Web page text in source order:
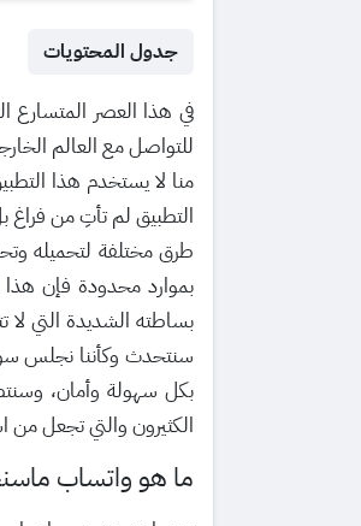
جدول المحتويات
في هذا العصر المتسارع
للتواصل مع العالم
منا لا يستخدم هذا
التطبيق لم تأتِ من
طرق مختلفة لتحميله
بموارد محدودة فإن
بساطته الشديدة التي
سنتحدث وكأننا نجلس
بكل سهولة وأمان،
الكثيرون والتي تجعل
ما هو واتساب